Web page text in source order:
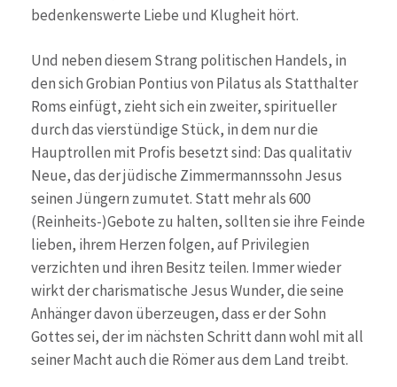
bedenkenswerte Liebe und Klugheit hört.
Und neben diesem Strang politischen Handels, in
den sich Grobian Pontius von Pilatus als Statthalter
Roms einfügt, zieht sich ein zweiter, spiritueller
durch das vierstündige Stück, in dem nur die
Hauptrollen mit Profis besetzt sind: Das qualitativ
Neue, das der jüdische Zimmermannssohn Jesus
seinen Jüngern zumutet. Statt mehr als 600
(Reinheits-)Gebote zu halten, sollten sie ihre Feinde
lieben, ihrem Herzen folgen, auf Privilegien
verzichten und ihren Besitz teilen. Immer wieder
wirkt der charismatische Jesus Wunder, die seine
Anhänger davon überzeugen, dass er der Sohn
Gottes sei, der im nächsten Schritt dann wohl mit all
seiner Macht auch die Römer aus dem Land treibt.